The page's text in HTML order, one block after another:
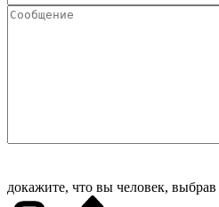
докажите, что вы человек, выбрав